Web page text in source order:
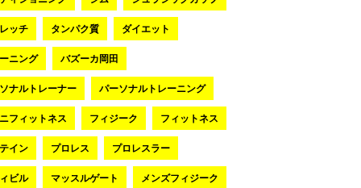
ッチ タンパク質 ダイエット
ニング バズーカ岡田
ナルトレーナー パーソナルトレーニング
フィットネス フィジーク フィットネス
イン プロレス プロレスラー
ビル マッスルゲート メンズフィジーク